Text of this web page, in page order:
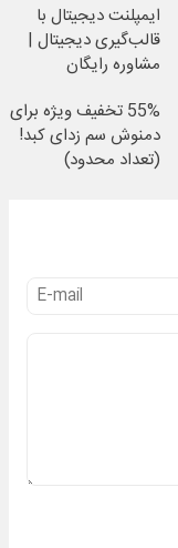
ایمپلنت دیجیتال با
قالب‌گیری دیجیتال |
مشاوره رایگان
55% تخفیف ویژه برای
دمنوش سم زدای کبد!
(تعداد محدود)